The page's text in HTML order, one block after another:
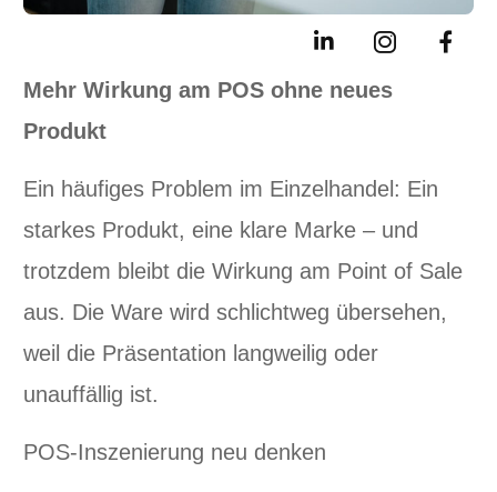
Mehr Wirkung am POS ohne neues
Produkt
Ein häufiges Problem im Einzelhandel: Ein
starkes Produkt, eine klare Marke – und
trotzdem bleibt die Wirkung am Point of Sale
aus. Die Ware wird schlichtweg übersehen,
weil die Präsentation langweilig oder
unauffällig ist.
POS-Inszenierung neu denken